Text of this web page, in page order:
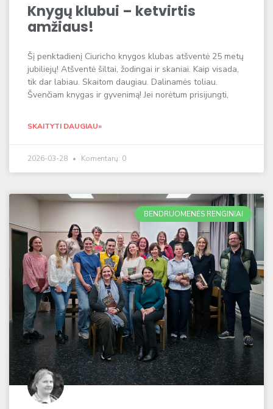
Knygų klubui – ketvirtis
amžiaus!
Šį penktadienį Ciuricho knygos klubas atšventė 25 metų
jubiliejų! Atšventė šiltai, žodingai ir skaniai. Kaip visada,
tik dar labiau. Skaitom daugiau. Dalinamės toliau.
Švenčiam knygas ir gyvenimą! Jei norėtum prisijungti,
SKAITYTI DAUGIAU»
2026-03-28 Komentarų: 0
BENDRUOMENĖS RENGINIAI